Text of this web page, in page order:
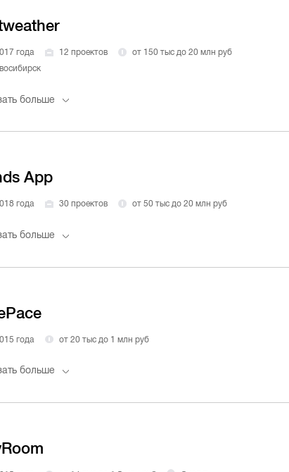
года 12 проектов
от 150 тыс до 20 млн руб
больше
App
года 30 проектов от 50 тыс до 20 млн руб
больше
года от 20 тыс до 1 млн руб
больше